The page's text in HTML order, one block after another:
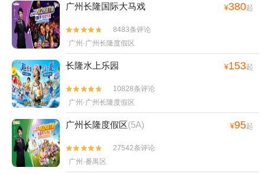
广州长隆国际大马戏 ¥380起


8483条评论
广州·广州长隆度假区
长隆水上乐园 ¥153起


10828条评论
广州·广州长隆度假区
广州长隆度假区(5A) ¥95起


27542条评论
广州·番禺区